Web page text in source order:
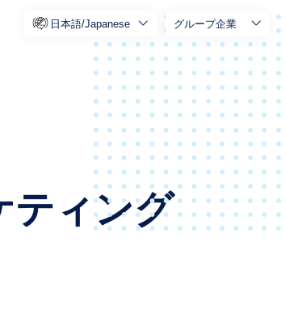
日本語/Japanese グループ企業
ティング